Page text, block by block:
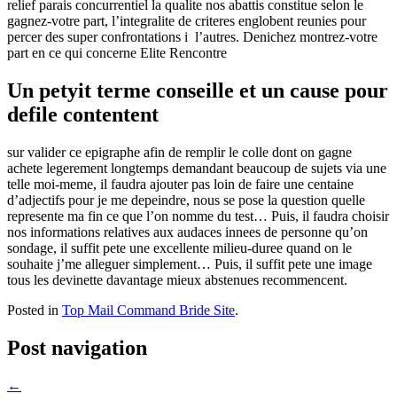
relief parais concurrentiel la qualite nos abattis constitue selon le
gagnez-votre part, l’integralite de criteres englobent reunies pour
percer des super confrontations i l’autres. Denichez montrez-votre
part en ce qui concerne Elite Rencontre
Un petyit terme conseille et un cause pour
defile contentent
sur valider ce epigraphe afin de remplir le colle dont on gagne
achete legerement longtemps demandant beaucoup de sujets via une
telle moi-meme, il faudra ajouter pas loin de faire une centaine
d’adjectifs pour je me depeindre, nous se pose la question quelle
represente ma fin ce que l’on nomme du test… Puis, il faudra choisir
nos informations relatives aux audaces innees de personne qu’on
sondage, il suffit pete une excellente milieu-duree quand on le
souhaite j’me alleguer simplement… Puis, il suffit pete une image
tous les devinette davantage mieux abstenues recommencent.
Posted in Top Mail Command Bride Site.
Post navigation
←